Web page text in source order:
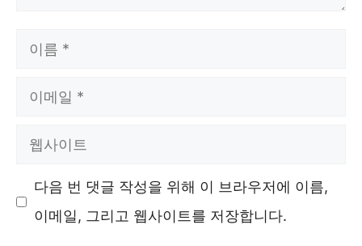
이
다음 번 댓글 작성을 위해 이 브라우저에 이름,
이메일, 그리고 웹사이트를 저장합니다.